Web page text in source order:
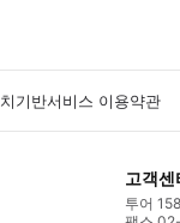
기반서비스 이용약관
고객센
투어